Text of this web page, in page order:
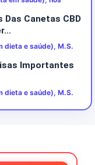
Canetas CBD
dieta e saúde), M.S.
Importantes
dieta e saúde), M.S.